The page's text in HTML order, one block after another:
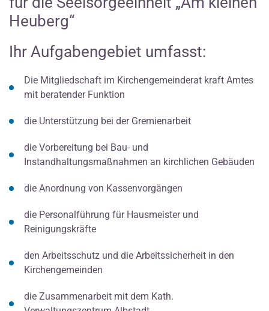
Heuberg“
Ihr Aufgabengebiet umfasst:
Die Mitgliedschaft im Kirchengemeinderat kraft Amtes
mit beratender Funktion
die Unterstützung bei der Gremienarbeit
die Vorbereitung bei Bau- und
Instandhaltungsmaßnahmen an kirchlichen Gebäuden
die Anordnung von Kassenvorgängen
die Personalführung für Hausmeister und
Reinigungskräfte
den Arbeitsschutz und die Arbeitssicherheit in den
Kirchengemeinden
die Zusammenarbeit mit dem Kath.